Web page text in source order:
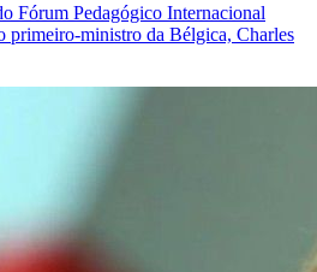
Fórum Pedagógico Internacional
primeiro-ministro da Bélgica, Charles